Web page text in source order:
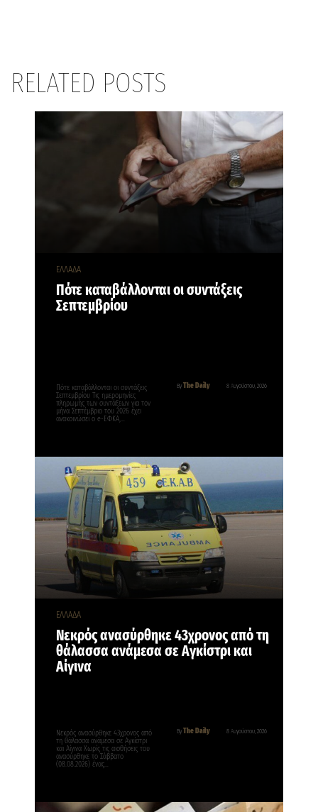
RELATED POSTS
ΕΛΛΑΔΑ
Πότε καταβάλλονται οι συντάξεις
Σεπτεμβρίου
By The Daily 8 Αυγούστου, 2026
Πότε καταβάλλονται οι συντάξεις
Σεπτεμβρίου Τις ημερομηνίες
πληρωμής των συντάξεων για τον
μήνα Σεπτέμβριο του 2026 έχει
ανακοινώσει ο e-ΕΦΚΑ,…
ΕΛΛΑΔΑ
Νεκρός ανασύρθηκε 43χρονος από τη
θάλασσα ανάμεσα σε Αγκίστρι και
Αίγινα
By The Daily 8 Αυγούστου, 2026
Νεκρός ανασύρθηκε 43χρονος από
τη θάλασσα ανάμεσα σε Αγκίστρι
και Αίγινα Χωρίς τις αισθήσεις του
ανασύρθηκε το Σάββατο
(08.08.2026) ένας…